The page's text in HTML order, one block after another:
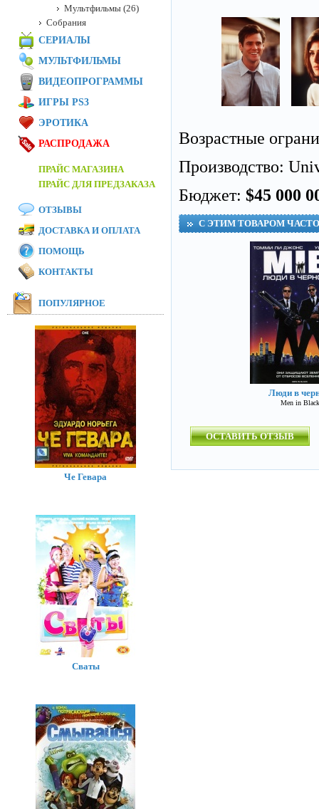
Возрастные
Производство:
Бюджет: $45 000
С ЭТИМ ТОВАРОМ
Люди в
Men in Black
ОСТАВИТЬ ОТЗЫВ
Мультфильмы (26)
Собрания
СЕРИАЛЫ
МУЛЬТФИЛЬМЫ
ВИДЕОПРОГРАММЫ
ИГРЫ PS3
ЭРОТИКА
РАСПРОДАЖА
ПРАЙС МАГАЗИНА
ПРАЙС ДЛЯ ПРЕДЗАКАЗА
ОТЗЫВЫ
ДОСТАВКА И ОПЛАТА
ПОМОЩЬ
КОНТАКТЫ
ПОПУЛЯРНОЕ
Че Гевара
Сваты